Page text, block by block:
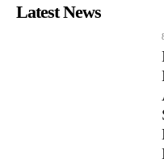
Latest News